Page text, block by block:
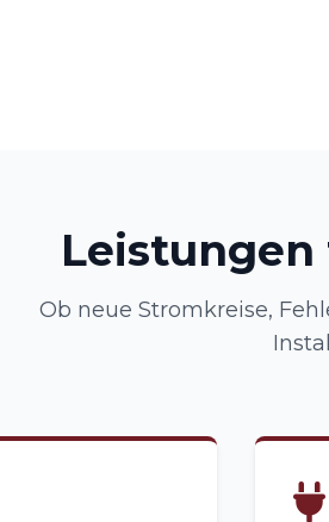
Leistungen
Ob neue Stromkreise,